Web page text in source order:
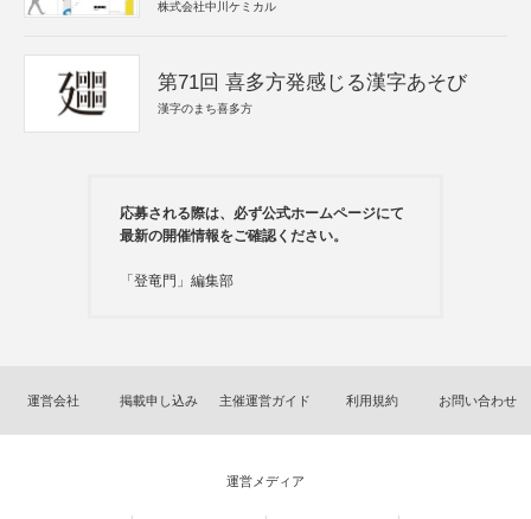
株式会社中川ケミカル
第71回 喜多方発感じる漢字あそび
漢字のまち喜多方
応募される際は、必ず公式ホームページにて
最新の開催情報をご確認ください。
「登竜門」編集部
運営会社 掲載申し込み 主催運営ガイド 利用規約 お問い合わせ
運営メディア